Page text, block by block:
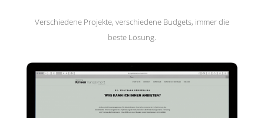
Verschiedene Projekte, verschiedene Budgets, immer die
beste Lösung.